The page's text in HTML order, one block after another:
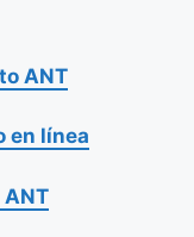
ANT
en línea